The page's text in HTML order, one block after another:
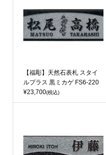
【福彫】天然石表札 スタイ
ルプラス 黒ミカゲ FS6-220
¥23,700(税込)